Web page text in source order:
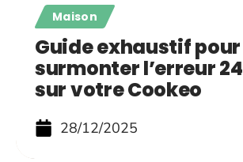
Maison
Guide exhaustif pour
surmonter l’erreur 24
sur votre Cookeo
28/12/2025